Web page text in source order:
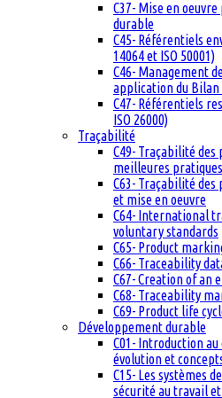
C37- Mise en
durable
C45- Référentiels
14064 et ISO 50001)
C46- Management
application du
C47- Référentiels
ISO 26000)
Traçabilité
C49- Traçabilité
meilleures pratiques
C63- Traçabilité des
et mise en oeuvre
C64- International
voluntary standards
C65- Product
C66- Traceability
C67- Creation of an
C68- Traceability
C69- Product life
Développement durable
C01- Introduction
évolution et
C15- Les systèmes
sécurité au travail et